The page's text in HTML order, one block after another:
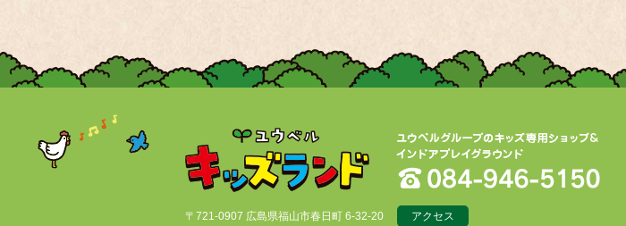
〒721-0907 広島県福山市春日町 6-32-20 アクセス